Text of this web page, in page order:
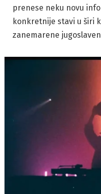
prenese neku novu
konkretnije stavi u širi
zanemarene